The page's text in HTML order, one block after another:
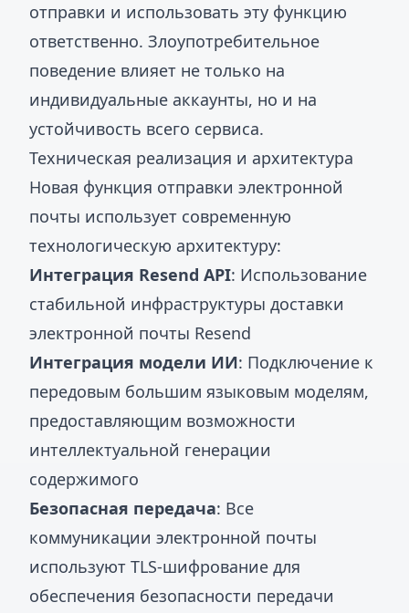
отправки и использовать эту функцию
ответственно. Злоупотребительное
поведение влияет не только на
индивидуальные аккаунты, но и на
устойчивость всего сервиса.
Техническая реализация и архитектура
Новая функция отправки электронной
почты использует современную
технологическую архитектуру:
Интеграция Resend API: Использование
стабильной инфраструктуры доставки
электронной почты Resend
Интеграция модели ИИ: Подключение к
передовым большим языковым моделям,
предоставляющим возможности
интеллектуальной генерации
содержимого
Безопасная передача: Все
коммуникации электронной почты
используют TLS-шифрование для
обеспечения безопасности передачи